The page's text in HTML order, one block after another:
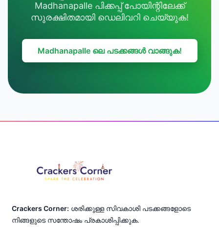
Madhanapalle പിക്കപ്പ് പോയിന്റിലേക്ക്
സുരക്ഷിതമായി ഡെലിവറി ചെയ്യുക!
Madhanapalle ലെ പടക്കങ്ങൾ വാങ്ങുക!
Crackers Corner: ശരിക്കുള്ള സിവകാശി പടക്കങ്ങളോടെ
നിങ്ങളുടെ സന്തോഷം പ്രകാശിപ്പിക്കുക.